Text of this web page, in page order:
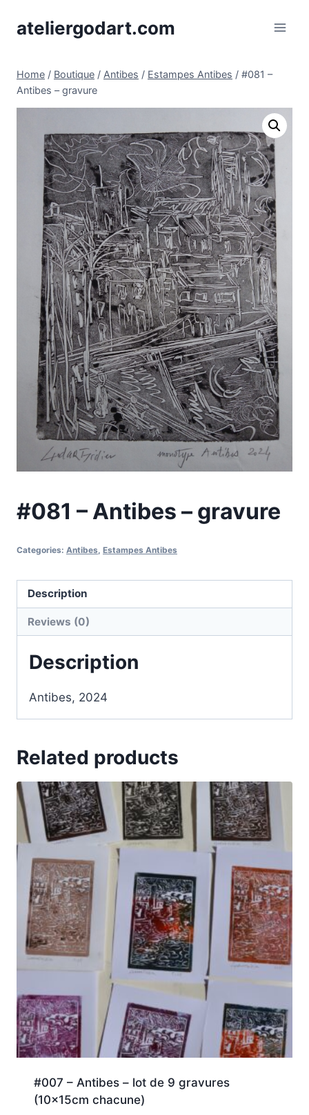
ateliergodart.com
Home / Boutique / Antibes / Estampes Antibes / #081 –
Antibes – gravure
#081 – Antibes – gravure
Categories: Antibes Estampes Antibes
Description
Reviews (0)
Description
Antibes, 2024
Related products
#007 – Antibes – lot de 9 gravures
(10x15cm chacune)